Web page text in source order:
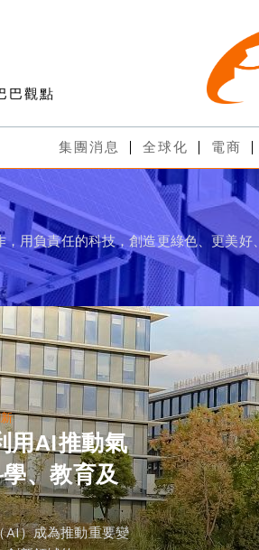
巴觀點
集團消息 全球化 電商
用負責任的科技，創造更綠色、更美好、
用AI推動氣
、教育及
AI）成為推動重要變